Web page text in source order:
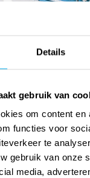
Details
gebruik van
om content en
functies voor
te
gebruik van onze
media,